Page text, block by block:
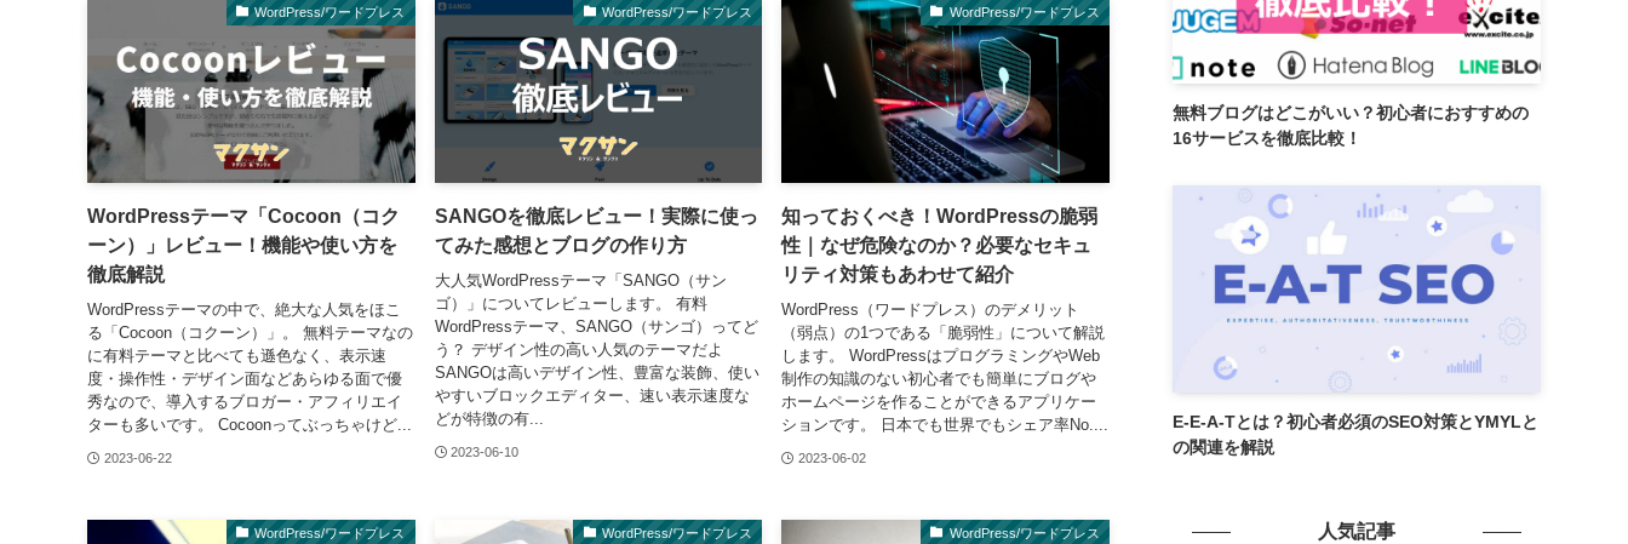
WordPress/ワードプレス
WordPressテーマ「Cocoon（コク
ーン）」レビュー！機能や使い方を
徹底解説
WordPressテーマの中で、絶大な人気をほこ
る「Cocoon（コクーン）」。 無料テーマなの
に有料テーマと比べても遜色なく、表示速
度・操作性・デザイン面などあらゆる面で優
秀なので、導入するブロガー・アフィリエイ
ターも多いです。 Cocoonってぶっちゃけど...
2023-06-22
WordPress/ワードプレス
SANGOを徹底レビュー！実際に使っ
てみた感想とブログの作り方
大人気WordPressテーマ「SANGO（サン
ゴ）」についてレビューします。 有料
WordPressテーマ、SANGO（サンゴ）ってど
う？ デザイン性の高い人気のテーマだよ
SANGOは高いデザイン性、豊富な装飾、使い
やすいブロックエディター、速い表示速度な
どが特徴の有...
2023-06-10
WordPress/ワードプレス
知っておくべき！WordPressの脆弱
性｜なぜ危険なのか？必要なセキュ
リティ対策もあわせて紹介
WordPress（ワードプレス）のデメリット
（弱点）の1つである「脆弱性」について解説
します。 WordPressはプログラミングやWeb
制作の知識のない初心者でも簡単にブログや
ホームページを作ることができるアプリケー
ションです。 日本でも世界でもシェア率No....
2023-06-02
WordPress/ワードプレス WordPress/ワードプレス WordPress/ワードプレス
無料ブログはどこがいい？初心者におすすめの
16サービスを徹底比較！
E-E-A-Tとは？初心者必須のSEO対策とYMYLと
の関連を解説
人気記事